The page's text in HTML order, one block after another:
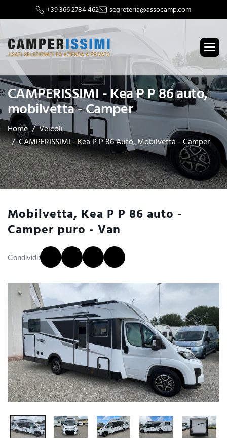
+39 366 2784 462 segreteria@assocamp.com
CAMPERISSIMI - Kea P P 86 auto,
mobilvetta - Camper
Home
Veicoli
CAMPERISSIMI - Kea P P 86 Auto, Mobilvetta - Camper
Mobilvetta, Kea P P 86 auto -
Camper puro - Van
Condividi: